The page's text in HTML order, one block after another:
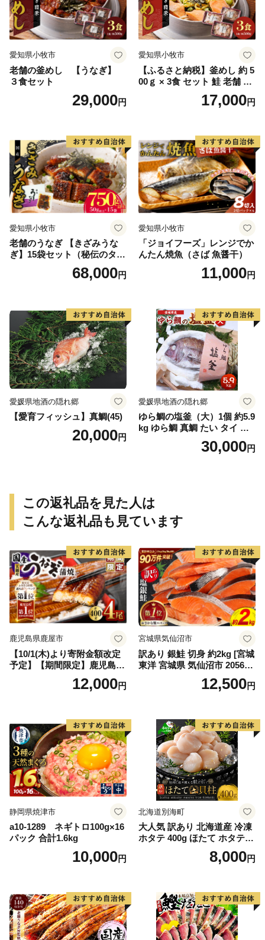
愛知県小牧市
老舗の釜めし 【うなぎ】
３食セット
29,000円
愛知県小牧市
【ふるさと納税】釜めし 約 5
00ｇ × 3食 セット 鮭 老舗 急
速冷凍 レンチン 時短 簡単調
理 食品 加工品 海鮮 手作り
り寄せグルメ 愛知県 小牧市
送料無料
17,000円
愛知県小牧市
老舗のうなぎ 【きざみうな
ぎ】15袋セット（秘伝のタレ
68,000円
愛知県小牧市
「ジョイフーズ」レンジでか
んたん焼魚（さば 魚醤干）
11,000円
愛媛県地酒の隠れ郷
【愛育フィッシュ】真鯛(45)
20,000円
愛媛県地酒の隠れ郷
ゆら鯛の塩釜（大）1個 約5.9
kg ゆら鯛 真鯛 たい タイ 鯛
塩釜焼き 塩釜 魚 魚介類 海鮮
祝い事 お祝い ハレの日 食品
30,000円
この返礼品を見た人は
こんな返礼品も見ています
鹿児島県鹿屋市
【10/1(木)より寄附金額改定
予定】【期間限定】鹿児島県
大隅産うなぎ蒲焼4尾（400
g） KN007-02312,000円
宮城県気仙沼市
訳あり 銀鮭 切身 約2kg [宮城
東洋 宮城県 気仙沼市 205649
91] 鮭 魚介類 海鮮 訳アリ 規
格外 不揃い さけ サケ 鮭切身
切り身 魚 わけあり
12,500円
静岡県焼津市
a10-1289 ネギトロ100g×16
パック 合計1.6kg
10,000円
北海道別海町
大人気 訳あり 北海道産 冷凍
ホタテ 400g ほたて ホタテ
8,000円